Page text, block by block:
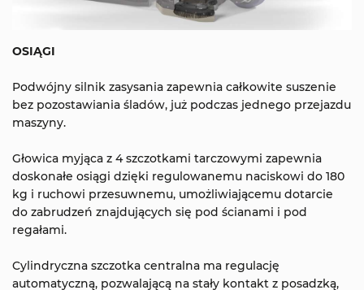
OSIĄGI
Podwójny silnik zasysania zapewnia całkowite suszenie
bez pozostawiania śladów, już podczas jednego przejazdu
maszyny.
Głowica myjąca z 4 szczotkami tarczowymi zapewnia
doskonałe osiągi dzięki regulowanemu naciskowi do 180
kg i ruchowi przesuwnemu, umożliwiającemu dotarcie
do zabrudzeń znajdujących się pod ścianami i pod
regałami.
Cylindryczna szczotka centralna ma regulację
automatyczną, pozwalającą na stały kontakt z posadzką,